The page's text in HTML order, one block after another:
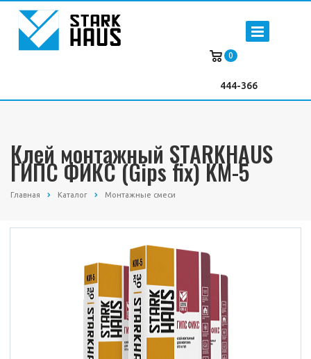
0
444-366
Клей монтажный STARKHAUS
ГИПС ФИКС (Gips fix) KM-5
Главная Каталог Монтажные смеси